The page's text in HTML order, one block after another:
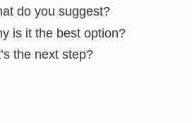
do you suggest?
is it the best option?
the next step?